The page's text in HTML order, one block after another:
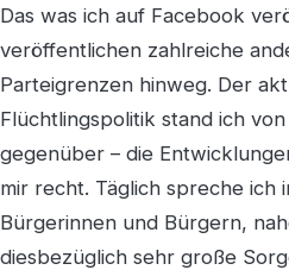
Das was ich auf Facebook
veröffentlichen zahlreiche
Parteigrenzen hinweg. Der
Flüchtlingspolitik stand ich
gegenüber – die
mir recht. Täglich spreche ich
Bürgerinnen und Bürgern,
diesbezüglich sehr große